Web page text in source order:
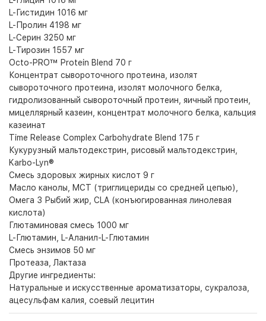
L-Гистидин 1016 мг
L-Пролин 4198 мг
L-Серин 3250 мг
L-Тирозин 1557 мг
Octo-PRO™ Protein Blend 70 г
Концентрат сывороточного протеина, изолят
сывороточного протеина, изолят молочного белка,
гидролизованный сывороточный протеин, яичный протеин,
мицеллярный казеин, концентрат молочного белка, кальция
казеинат
Time Release Complex Carbohydrate Blend 175 г
Кукурузный мальтодекстрин, рисовый мальтодекстрин,
Karbo-Lyn®
Смесь здоровых жирных кислот 9 г
Масло канолы, MCT (триглицериды со средней цепью),
Омега 3 Рыбий жир, CLA (конъюгированная линолевая
кислота)
Глютаминовая смесь 1000 мг
L-Глютамин, L-Аланил-L-Глютамин
Смесь энзимов 50 мг
Протеаза, Лактаза
Другие ингредиенты:
Натуральные и искусственные ароматизаторы, сукралоза,
ацесульфам калия, соевый лецитин